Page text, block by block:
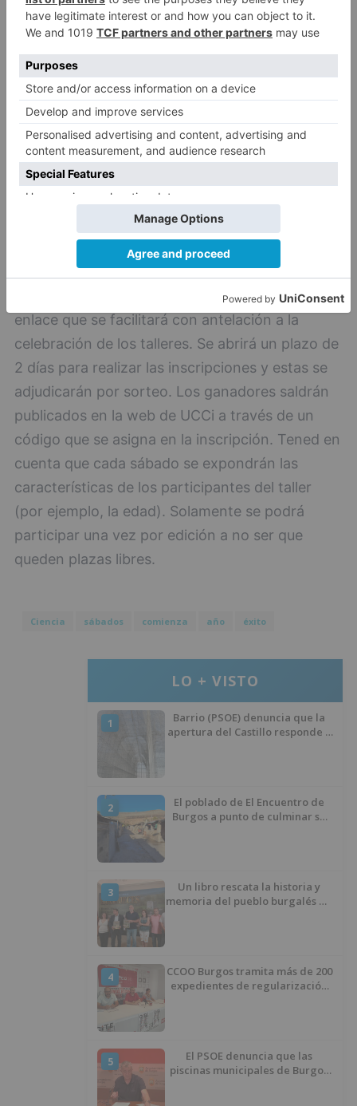
¿Cómo se realizan las inscripciones?
En esta edición los padres son los encargados
de inscribir a sus hijos e hijas a través de un
enlace que se facilitará con antelación a la
celebración de los talleres. Se abrirá un plazo de
2 días para realizar las inscripciones y estas se
adjudicarán por sorteo. Los ganadores saldrán
publicados en la web de UCCi a través de un
código que se asigna en la inscripción. Tened en
cuenta que cada sábado se expondrán las
características de los participantes del taller
(por ejemplo, la edad). Solamente se podrá
participar una vez por edición a no ser que
queden plazas libres.
Ciencia sábados comienza año éxito
LO + VISTO
1
Barrio (PSOE) denuncia que la
apertura del Castillo responde a
2
El poblado de El Encuentro de
Burgos a punto de culminar su
3
Un libro rescata la historia y
memoria del pueblo burgalés de
4
CCOO Burgos tramita más de 200
expedientes de regularización
5
El PSOE denuncia que las
piscinas municipales de Burgos